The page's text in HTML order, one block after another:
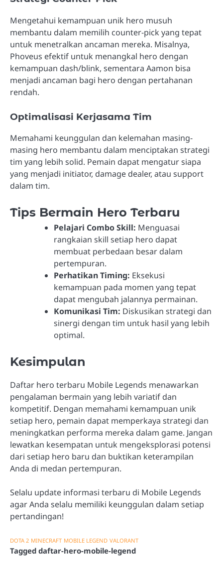
Mengetahui kemampuan unik hero musuh
membantu dalam memilih counter-pick yang tepat
untuk menetralkan ancaman mereka. Misalnya,
Phoveus efektif untuk menangkal hero dengan
kemampuan dash/blink, sementara Aamon bisa
menjadi ancaman bagi hero dengan pertahanan
rendah.
Optimalisasi Kerjasama Tim
Memahami keunggulan dan kelemahan masing-
masing hero membantu dalam menciptakan strategi
tim yang lebih solid. Pemain dapat mengatur siapa
yang menjadi initiator, damage dealer, atau support
dalam tim.
Tips Bermain Hero Terbaru
Pelajari Combo Skill: Menguasai
rangkaian skill setiap hero dapat
membuat perbedaan besar dalam
pertempuran.
Perhatikan Timing: Eksekusi
kemampuan pada momen yang tepat
dapat mengubah jalannya permainan.
Komunikasi Tim: Diskusikan strategi dan
sinergi dengan tim untuk hasil yang lebih
optimal.
Kesimpulan
Daftar hero terbaru Mobile Legends menawarkan
pengalaman bermain yang lebih variatif dan
kompetitif. Dengan memahami kemampuan unik
setiap hero, pemain dapat memperkaya strategi dan
meningkatkan performa mereka dalam game. Jangan
lewatkan kesempatan untuk mengeksplorasi potensi
dari setiap hero baru dan buktikan keterampilan
Anda di medan pertempuran.
Selalu update informasi terbaru di Mobile Legends
agar Anda selalu memiliki keunggulan dalam setiap
pertandingan!
DOTA 2 MINECRAFT MOBILE LEGEND VALORANT
Tagged daftar-hero-mobile-legend